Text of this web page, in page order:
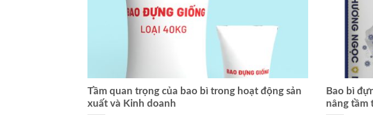
Tầm quan trọng của bao bì trong hoạt động sản
xuất và Kinh doanh
Bao bì
nâng tầm